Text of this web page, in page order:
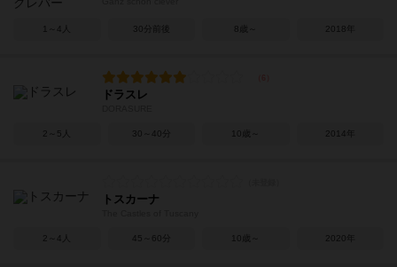
1～4人 30分前後 8歳～ 2018年
ドラスレ
2～5人 30～40分 10歳～ 2014年
トスカーナ
2～4人 45～60分 10歳～ 2020年